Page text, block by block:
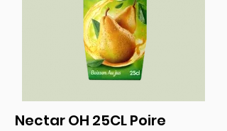
Nectar OH 25CL Poire